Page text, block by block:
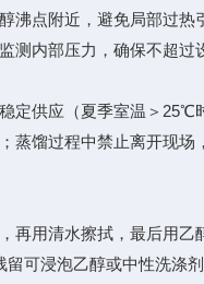
沸点附近，避免局部过热
测内部压力，确保不超过
定供应（夏季室温＞
蒸馏过程中禁止离开现
再用清水擦拭，最后用
可浸泡乙醇或中性洗涤